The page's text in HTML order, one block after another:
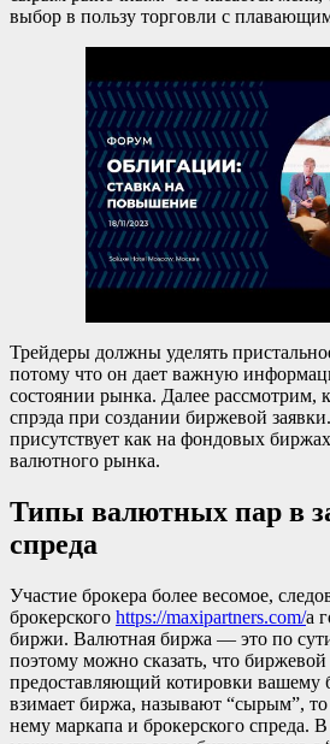
выбор в пользу торговли с
Трейдеры должны уделять
потому что он дает важную
состоянии рынка. Далее рассмотрим,
спрэда при создании биржевой
присутствует как на фондовых
валютного рынка.
Типы валютных пар в
спреда
Участие брокера более весомое,
брокерского https://maxipartners.com/а
биржи. Валютная биржа — это по
поэтому можно сказать, что биржевой
предоставляющий котировки вашему
взимает биржа, называют “сырым”, то
нему маркапа и брокерского спреда.